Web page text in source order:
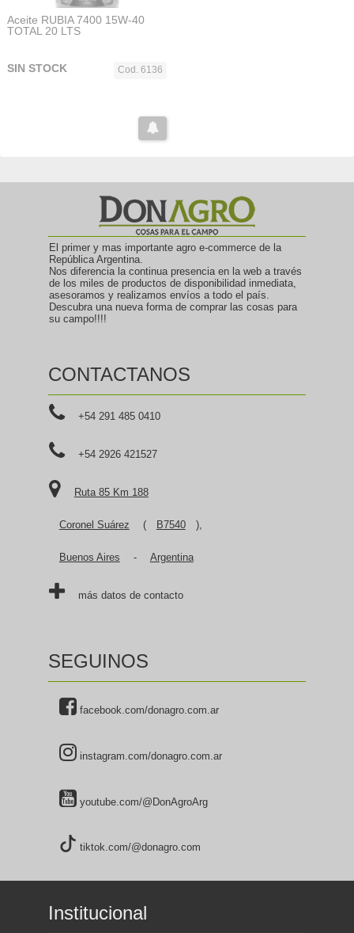
Aceite RUBIA 7400 15W-40
TOTAL 20 LTS
Cod. 6136
SIN STOCK
El primer y mas importante agro e-commerce de la
República Argentina.
Nos diferencia la continua presencia en la web a través
de los miles de productos de disponibilidad inmediata,
asesoramos y realizamos envíos a todo el país.
Descubra una nueva forma de comprar las cosas para
su campo!!!!
CONTACTANOS
+54 291 485 0410
+54 2926 421527
Ruta 85 Km 188
Coronel Suárez ( B7540 ),
Buenos Aires - Argentina
más datos de contacto
SEGUINOS
facebook.com/donagro.com.ar
instagram.com/donagro.com.ar
youtube.com/@DonAgroArg
tiktok.com/@donagro.com
Institucional